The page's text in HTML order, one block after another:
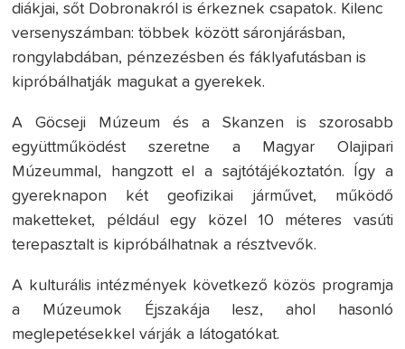
diákjai, sőt Dobronakról is érkeznek csapatok. Kilenc
versenyszámban: többek között sáronjárásban,
rongylabdában, pénzezésben és fáklyafutásban is
kipróbálhatják magukat a gyerekek.
A Göcseji Múzeum és a Skanzen is szorosabb
együttműködést szeretne a Magyar Olajipari
Múzeummal, hangzott el a sajtótájékoztatón. Így a
gyereknapon két geofizikai járművet, működő
maketteket, például egy közel 10 méteres vasúti
terepasztalt is kipróbálhatnak a résztvevők.
A kulturális intézmények következő közös programja
a Múzeumok Éjszakája lesz, ahol hasonló
meglepetésekkel várják a látogatókat.